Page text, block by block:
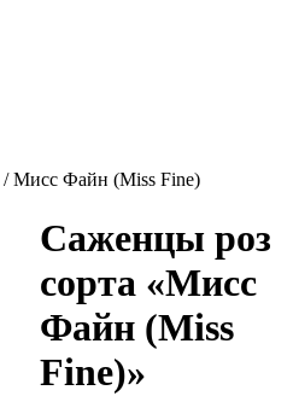
/ Мисс Файн (Miss Fine)
Cаженцы роз
сорта «Мисс
Файн (Miss
Fine)»